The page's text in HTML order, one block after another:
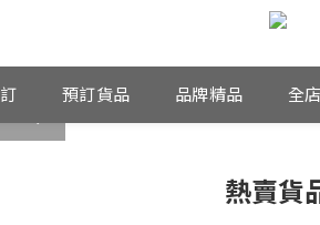
預訂貨品 品牌精品 全
熱賣貨